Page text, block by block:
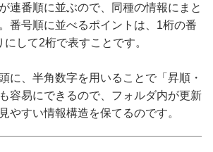
連番順に並ぶので、同種の情報にまと
番号順に並べるポイントは、1桁の番
して2桁で表すことです。
に、半角数字を用いることで「昇順・
容易にできるので、フォルダ内が更新
やすい情報構造を保てるのです。